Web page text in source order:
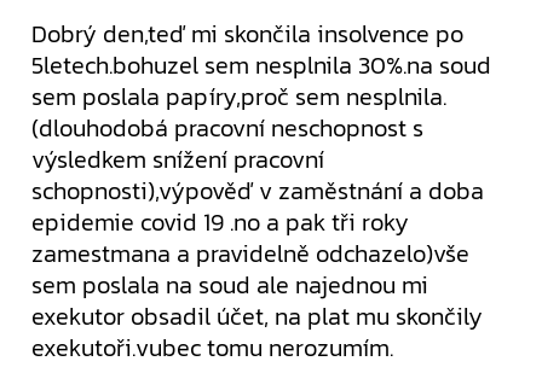
Dobrý den,teď mi skončila insolvence po
5letech.bohuzel sem nesplnila 30%.na soud
sem poslala papíry,proč sem nesplnila.
(dlouhodobá pracovní neschopnost s
výsledkem snížení pracovní
schopnosti),výpověď v zaměstnání a doba
epidemie covid 19 .no a pak tři roky
zamestmana a pravidelně odchazelo)vše
sem poslala na soud ale najednou mi
exekutor obsadil účet, na plat mu skončily
exekutoři.vubec tomu nerozumím.